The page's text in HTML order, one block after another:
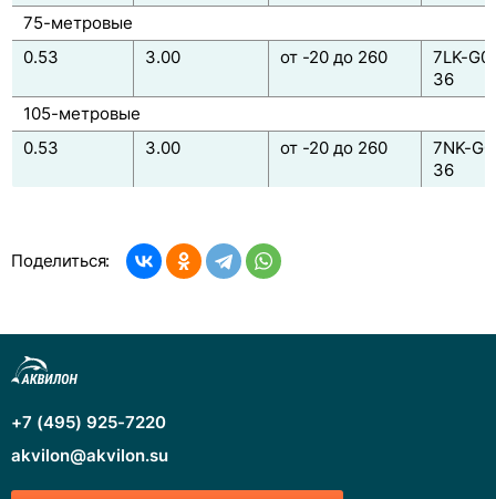
75-метровые
0.53
3.00 от -20 до 260
7LK-
36
105-метровые
0.53
3.00 от -20 до 260
7NK-
36
Поделиться:
+7 (495) 925-7220
akvilon@akvilon.su